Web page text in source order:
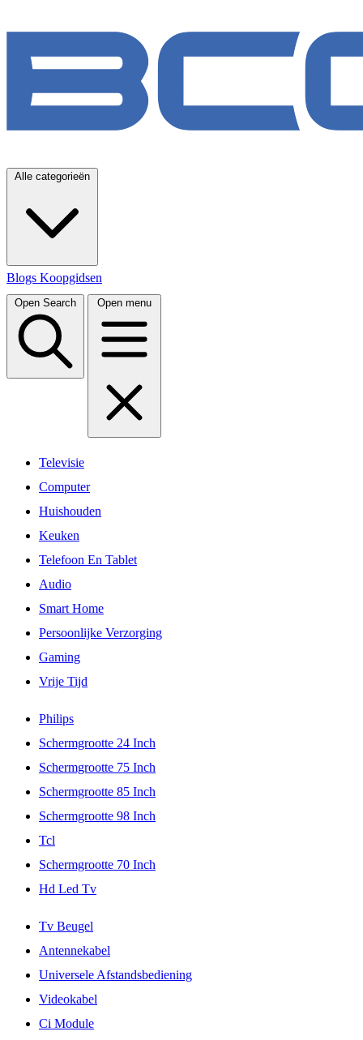
Alle categorieën
Blogs Koopgidsen
Open Search Open menu
Televisie
Computer
Huishouden
Keuken
Telefoon En Tablet
Audio
Smart Home
Persoonlijke Verzorging
Gaming
Vrije Tijd
Philips
Schermgrootte 24 Inch
Schermgrootte 75 Inch
Schermgrootte 85 Inch
Schermgrootte 98 Inch
Tcl
Schermgrootte 70 Inch
Hd Led Tv
Tv Beugel
Antennekabel
Universele Afstandsbediening
Videokabel
Ci Module